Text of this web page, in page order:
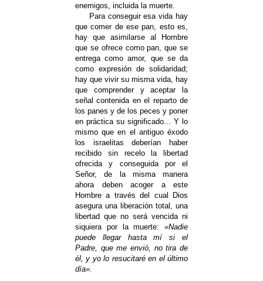
enemigos, incluida la muerte.
Para conseguir esa vida hay
que comer de ese pan, esto es,
hay que asimilarse al Hombre
que se ofrece como pan, que se
entrega como amor, que se da
como expresión de solidaridad;
hay que vivir su misma vida, hay
que comprender y aceptar la
señal contenida en el reparto de
los panes y de los peces y poner
en práctica su significado... Y lo
mismo que en el antiguo éxodo
los israelitas deberían haber
recibido sin recelo la libertad
ofrecida y conseguida por el
Señor, de la misma manera
ahora deben acoger a este
Hombre a través del cual Dios
asegura una liberación total, una
libertad que no será vencida ni
siquiera por la muerte: «Nadie
puede llegar hasta mí si el
Padre, que me envió, no tira de
él, y yo lo resucitaré en el último
día».